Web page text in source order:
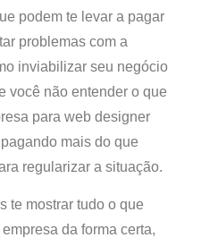
podem te levar a pagar
problemas com a
inviabilizar seu negócio
você não entender o que
para web designer
mais do que
regularizar a situação.
te mostrar tudo o que
da forma certa,